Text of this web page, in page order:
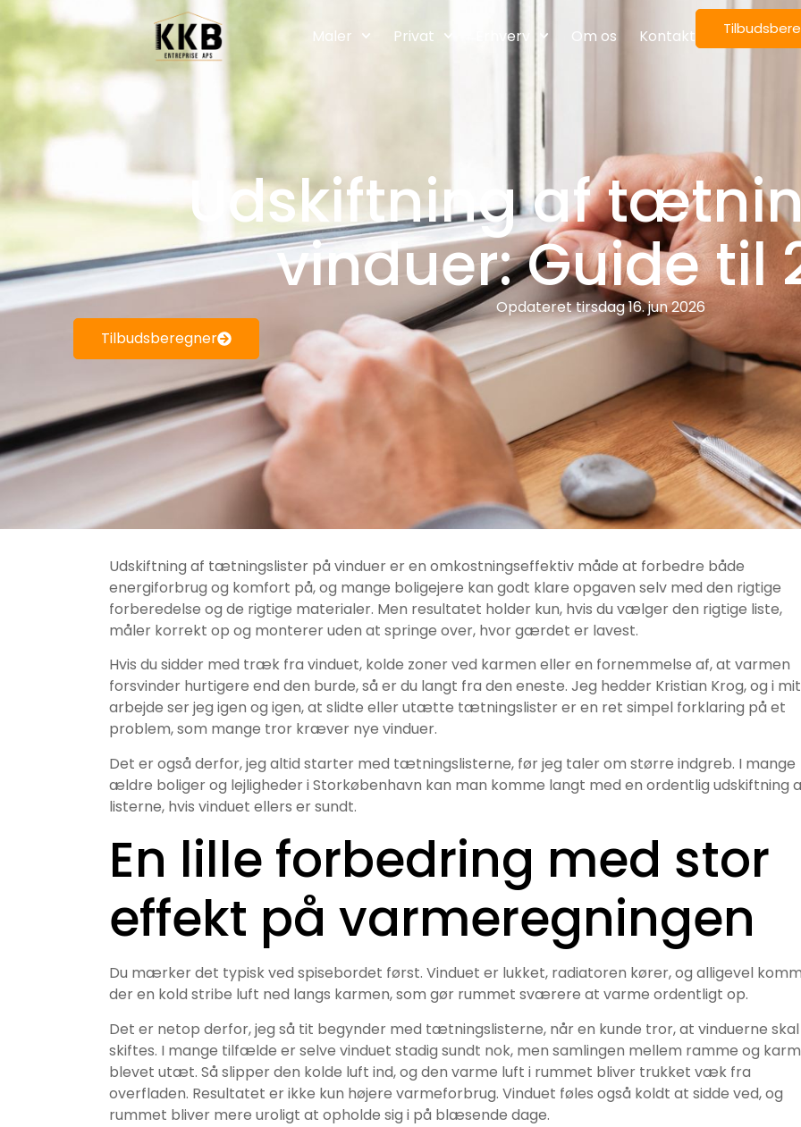
Maler Privat Erhverv Om os Kontakt
Udskiftning af
vinduer: Guide til
Opdaterettirsdag 16. jun 2026
Tilbudsberegner
Udskiftning af tætningslister på vinduer er en omkostningseffektiv måde at forbedre både
energiforbrug og komfort på, og mange boligejere kan godt klare opgaven selv med den rigtige
forberedelse og de rigtige materialer. Men resultatet holder kun, hvis du vælger den rigtige liste,
måler korrekt op og monterer uden at springe over, hvor gærdet er lavest.
Hvis du sidder med træk fra vinduet, kolde zoner ved karmen eller en fornemmelse af, at varmen
forsvinder hurtigere end den burde, så er du langt fra den eneste. Jeg hedder Kristian Krog, og i mit
arbejde ser jeg igen og igen, at slidte eller utætte tætningslister er en ret simpel forklaring på et
problem, som mange tror kræver nye vinduer.
Det er også derfor, jeg altid starter med tætningslisterne, før jeg taler om større indgreb. I mange
ældre boliger og lejligheder i Storkøbenhavn kan man komme langt med en ordentlig udskiftning
listerne, hvis vinduet ellers er sundt.
En lille forbedring med stor
effekt på varmeregningen
Du mærker det typisk ved spisebordet først. Vinduet er lukket, radiatoren kører, og alligevel
der en kold stribe luft ned langs karmen, som gør rummet sværere at varme ordentligt op.
Det er netop derfor, jeg så tit begynder med tætningslisterne, når en kunde tror, at vinduerne skal
skiftes. I mange tilfælde er selve vinduet stadig sundt nok, men samlingen mellem ramme og
blevet utæt. Så slipper den kolde luft ind, og den varme luft i rummet bliver trukket væk fra
overfladen. Resultatet er ikke kun højere varmeforbrug. Vinduet føles også koldt at sidde ved, og
rummet bliver mere uroligt at opholde sig i på blæsende dage.